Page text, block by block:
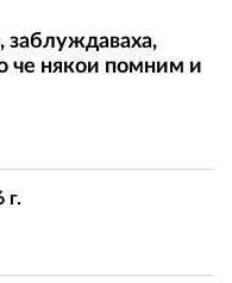
че някои помним и
г.